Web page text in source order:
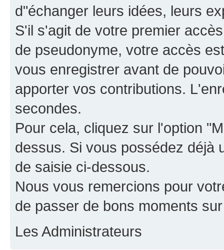
d"échanger leurs idées, leurs
S'il s'agit de votre premier
de pseudonyme, votre accès
vous enregistrer avant de
apporter vos contributions.
secondes.
Pour cela, cliquez sur l'option
dessus. Si vous possédez déjà
de saisie ci-dessous.
Nous vous remercions pour
de passer de bons moments
Les Administrateurs